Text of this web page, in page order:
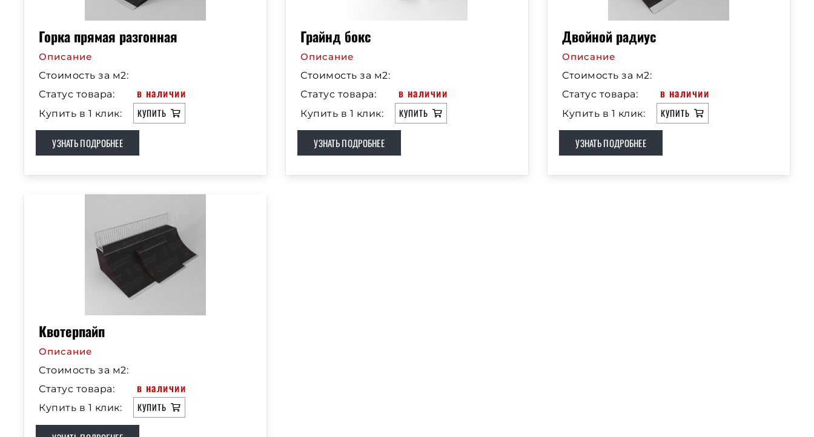
Горка прямая разгонная
Описание
Стоимость за м2:
Статус товара:
в наличии
Купить в 1 клик: КУПИТЬ
УЗНАТЬ ПОДРОБНЕЕ
Грайнд бокс
Описание
Стоимость за м2:
Статус товара:
в наличии
Купить в 1 клик: КУПИТЬ
УЗНАТЬ ПОДРОБНЕЕ
Двойной радиус
Описание
Стоимость за м2:
Статус товара:
в наличии
Купить в 1 клик: КУПИТЬ
УЗНАТЬ ПОДРОБНЕЕ
Квотерпайп
Описание
Стоимость за м2:
Статус товара:
в наличии
Купить в 1 клик: КУПИТЬ